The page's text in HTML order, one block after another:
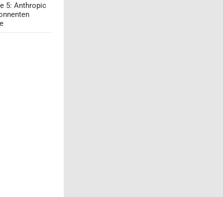
5: Anthropic